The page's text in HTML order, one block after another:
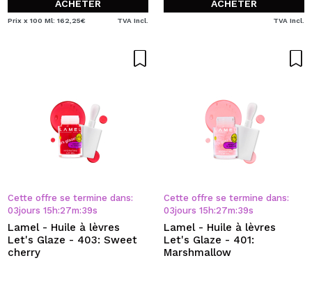
ACHETER
Prix x 100 Ml: 162,25€ TVA Incl.
ACHETER
TVA Incl.
Cette offre se termine dans:
03jours 15 h:27m:39s
Lamel - Huile à lèvres
Let's Glaze - 403: Sweet
cherry
Cette offre se termine dans:
03jours 15 h:27m:39s
Lamel - Huile à lèvres
Let's Glaze - 401:
Marshmallow